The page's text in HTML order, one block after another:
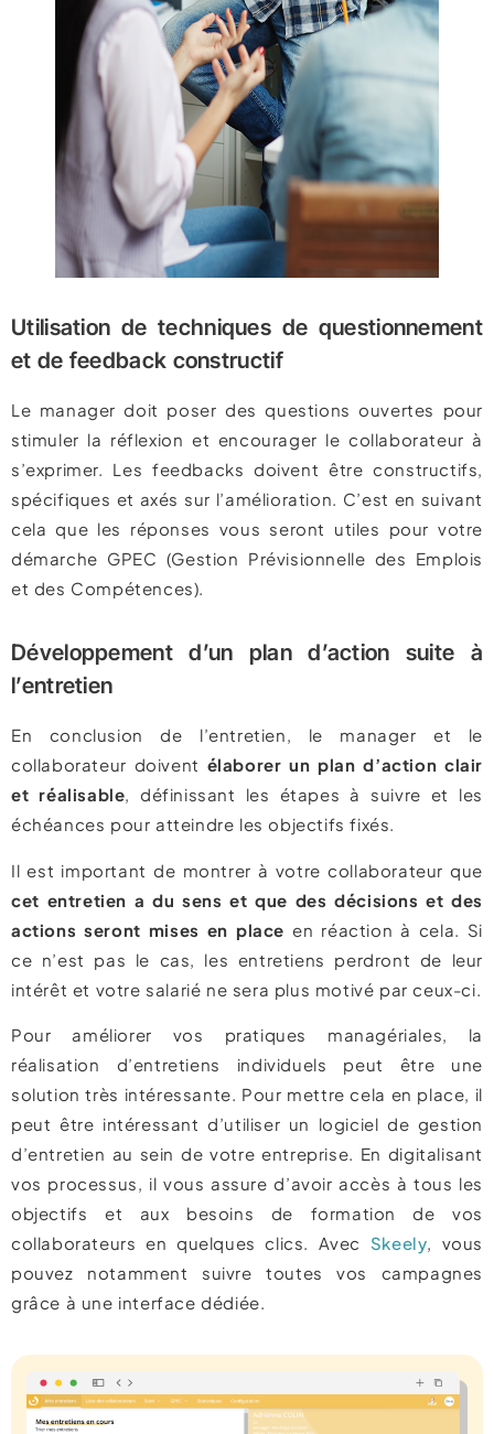
Utilisation de techniques de questionnement
et de feedback constructif
Le manager doit poser des questions ouvertes pour
stimuler la réflexion et encourager le collaborateur à
s’exprimer. Les feedbacks doivent être constructifs,
spécifiques et axés sur l’amélioration. C’est en suivant
cela que les réponses vous seront utiles pour votre
démarche GPEC (Gestion Prévisionnelle des Emplois
et des Compétences).
Développement d’un plan d’action suite à
l’entretien
En conclusion de l’entretien, le manager et le
collaborateur doivent élaborer un plan d’action clair
et réalisable, définissant les étapes à suivre et les
échéances pour atteindre les objectifs fixés.
Il est important de montrer à votre collaborateur que
cet entretien a du sens et que des décisions et des
actions seront mises en place en réaction à cela. Si
ce n’est pas le cas, les entretiens perdront de leur
intérêt et votre salarié ne sera plus motivé par ceux-ci.
Pour améliorer vos pratiques managériales, la
réalisation d’entretiens individuels peut être une
solution très intéressante. Pour mettre cela en place, il
peut être intéressant d’utiliser un logiciel de gestion
d’entretien au sein de votre entreprise. En digitalisant
vos processus, il vous assure d’avoir accès à tous les
objectifs et aux besoins de formation de vos
collaborateurs en quelques clics. Avec Skeely, vous
pouvez notamment suivre toutes vos campagnes
grâce à une interface dédiée.